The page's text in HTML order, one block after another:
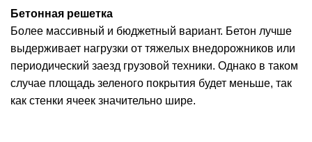
Бетонная решетка
Более массивный и бюджетный вариант. Бетон лучше
выдерживает нагрузки от тяжелых внедорожников или
периодический заезд грузовой техники. Однако в таком
случае площадь зеленого покрытия будет меньше, так
как стенки ячеек значительно шире.